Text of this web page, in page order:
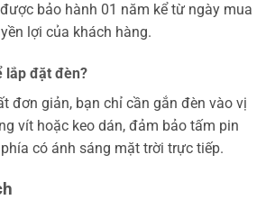
bảo hành 01 năm kể từ ngày mua
lợi của khách hàng.
lắp đặt đèn?
đơn giản, bạn chỉ cần gắn đèn vào vị
vít hoặc keo dán, đảm bảo tấm pin
có ánh sáng mặt trời trực tiếp.